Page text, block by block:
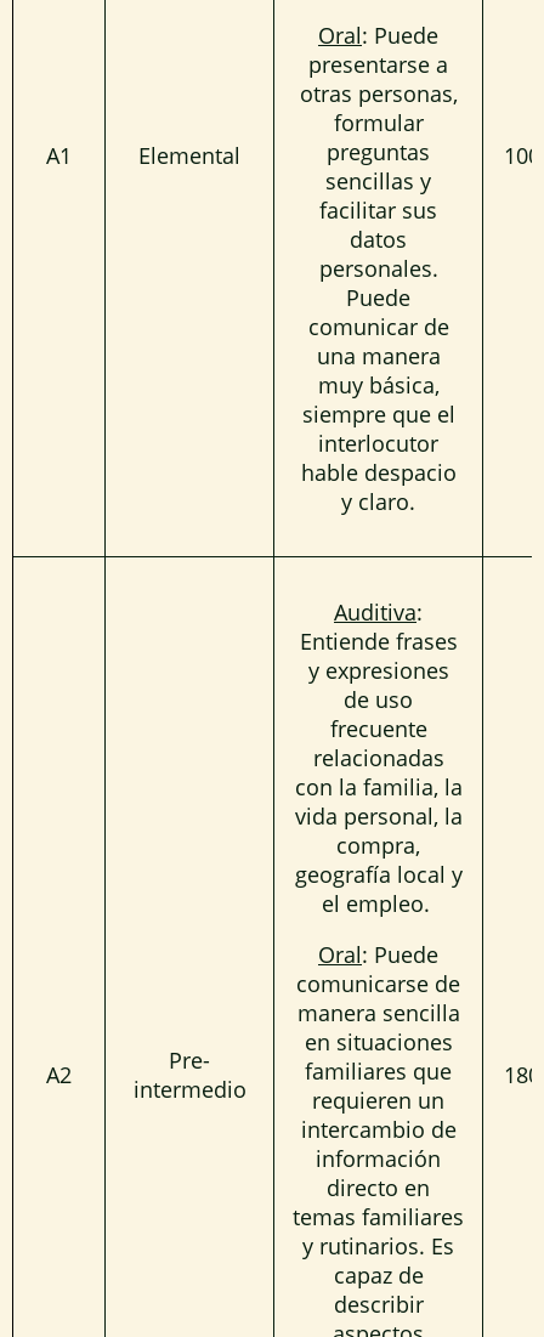
A1 Elemental
Oral: Puede
presentarse a
otras personas,
formular
preguntas
sencillas y
facilitar sus
datos
personales.
Puede
comunicar de
una manera
muy básica,
siempre que el
interlocutor
hable despacio
y claro.
A2
Pre-
intermedio
Auditiva:
Entiende frases
y expresiones
de uso
frecuente
relacionadas
con la familia, la
vida personal, la
compra,
geografía local y
el empleo.
Oral: Puede
comunicarse de
manera sencilla
en situaciones
familiares que
requieren un
intercambio de
información
directo en
temas familiares
y rutinarios. Es
capaz de
describir